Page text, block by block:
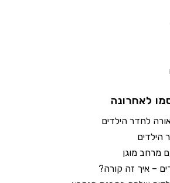
לאחרונה
לחדר הילדים
הילדים
מרחב מוגן
– איך זה קורה?